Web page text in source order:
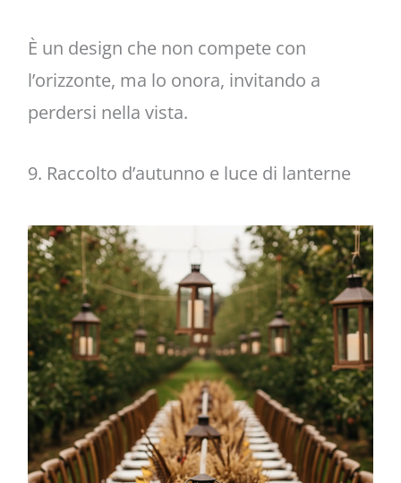
È un design che non compete con
l’orizzonte, ma lo onora, invitando a
perdersi nella vista.
9. Raccolto d’autunno e luce di lanterne